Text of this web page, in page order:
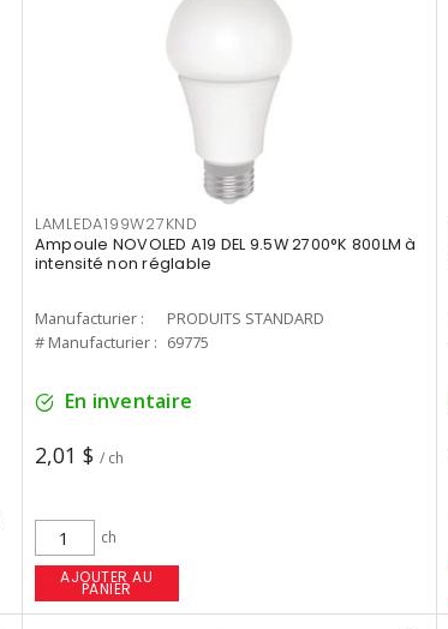
LAMLEDA199W27KND
Ampoule NOVOLED A19 DEL 9.5W 2700°K 800LM à
intensité non réglable
Manufacturier :
PRODUITS STANDARD
# Manufacturier : 69775
En inventaire
2,01 $ / ch
ch
AJOUTER AU
PANIER